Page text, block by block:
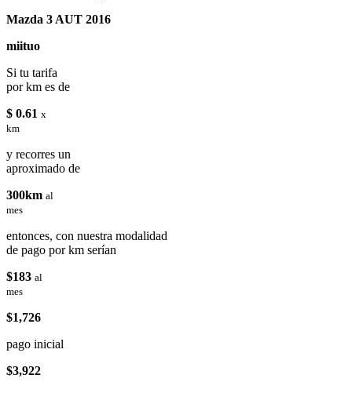
Mazda 3 AUT 2016
miituo
Si tu tarifa
por km es de
$ 0.61 x
km
y recorres un
aproximado de
300km al
mes
entonces, con nuestra modalidad
de pago por km serían
$183 al
mes
$1,726
pago inicial
$3,922